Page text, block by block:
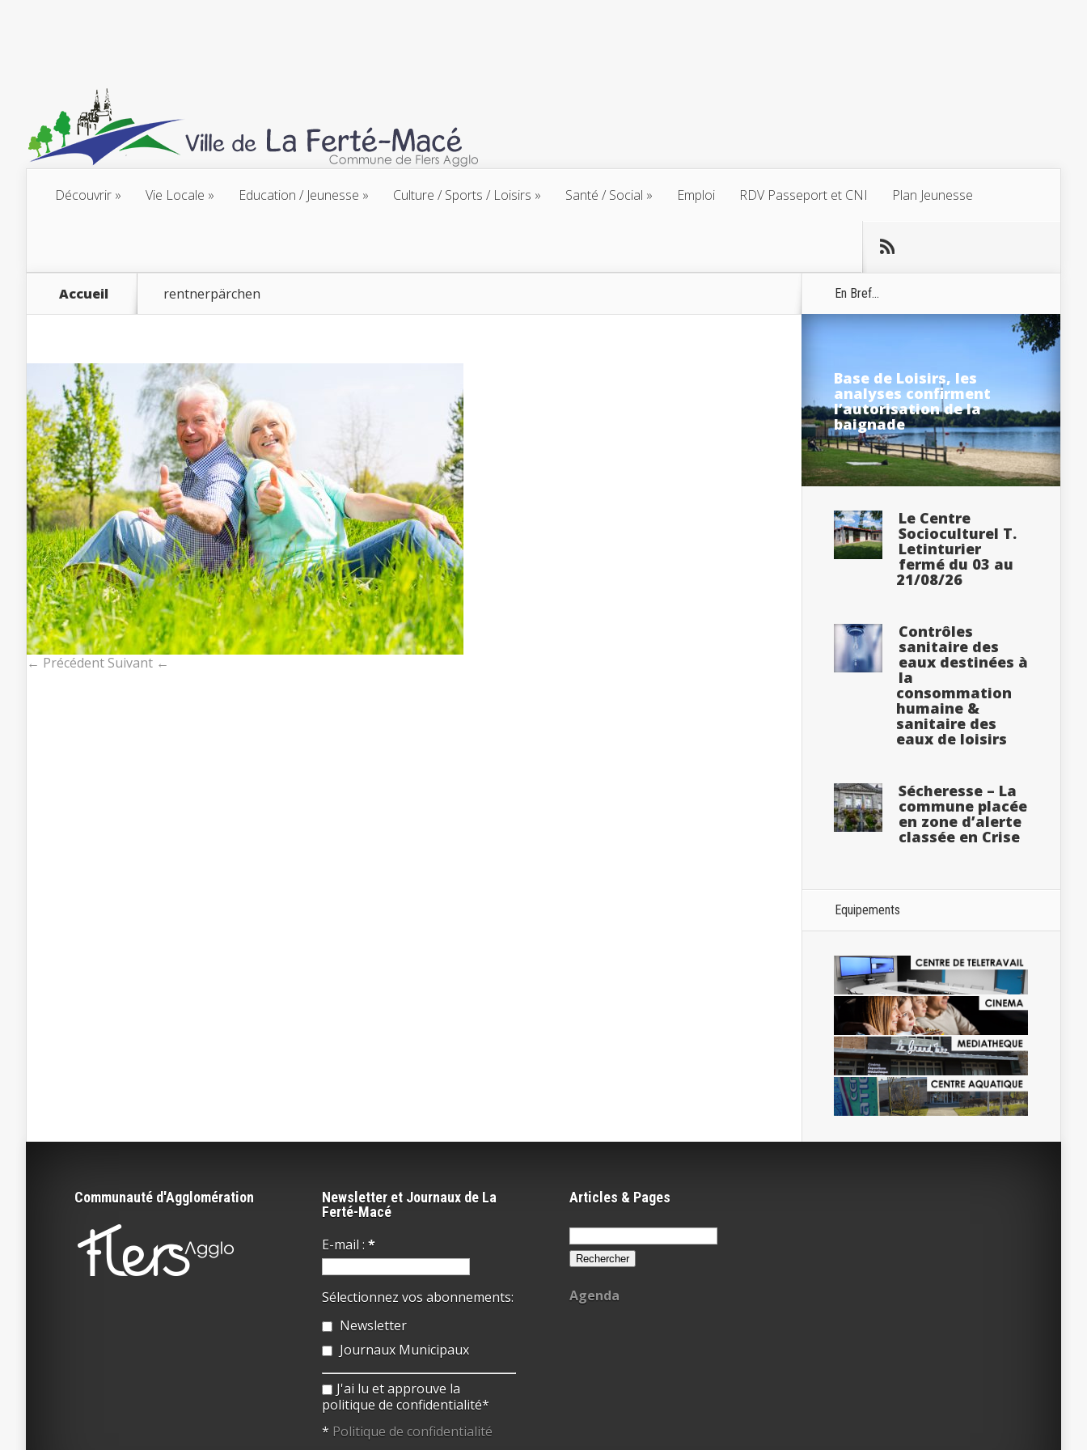
Découvrir Vie Locale Education / Jeunesse Culture / Sports / Loisirs Santé / Social Emploi RDV Passeport et CNI Plan Jeunesse
Accueil rentnerpärchen
← Précédent Suivant ←
En Bref...
Base de Loisirs, les
analyses confirment
l’autorisation de la
baignade
Le Centre
Socioculturel T.
Letinturier
fermé du 03 au
21/08/26
Contrôles
sanitaire des
eaux destinées à
la
consommation
humaine &
sanitaire des
eaux de loisirs
Sécheresse – La
commune placée
en zone d’alerte
classée en Crise
Equipements
Communauté d'Agglomération
Newsletter et Journaux de La
Ferté-Macé
E-mail : *
Sélectionnez vos abonnements:
Newsletter
Journaux Municipaux
J'ai lu et approuve la
politique de confidentialité*
* Politique de confidentialité
Articles & Pages
Rechercher :
Agenda